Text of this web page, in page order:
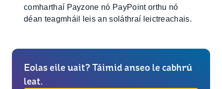
comharthaí Payzone nó PayPoint orthu nó
déan teagmháil leis an soláthraí leictreachais.
Eolas eile uait? Táimid anseo le cabhrú
leat.